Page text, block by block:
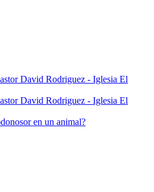
en un animal?